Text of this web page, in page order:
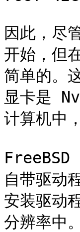
因此，尽
开始，但
简单的。
显卡是
计算机中
FreeBSD
自带驱动
安装驱动
分辨率中